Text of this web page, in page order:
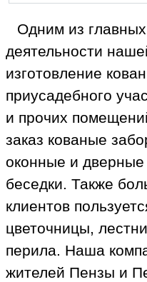
Одним из
деятельности
изготовление
приусадебного
и прочих
заказ кованые
оконные и
беседки. Также
клиентов
цветочницы,
перила. Наша
жителей Пензы и